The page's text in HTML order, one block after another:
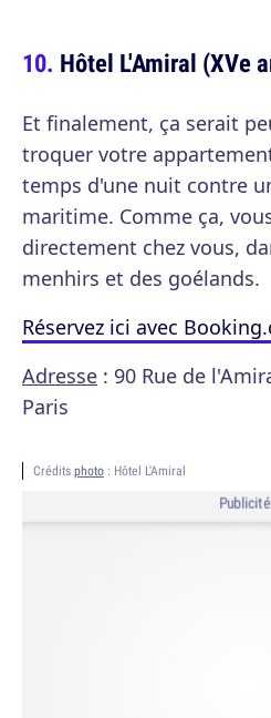
Hôtel L'Amiral (XVe
Et finalement, ça serait
troquer votre
temps d'une nuit contre
maritime. Comme ça,
directement chez vous,
menhirs et des goélands.
Réservez ici avec
Adresse : 90 Rue de
Paris
Crédits photo : Hôtel L'Amiral
Publicité